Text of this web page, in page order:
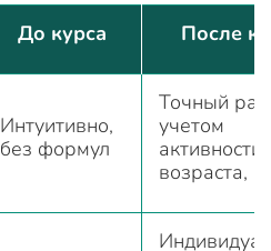
До курса После
Интуитивно,
без формул
Точный
учетом
активности,
возраста,